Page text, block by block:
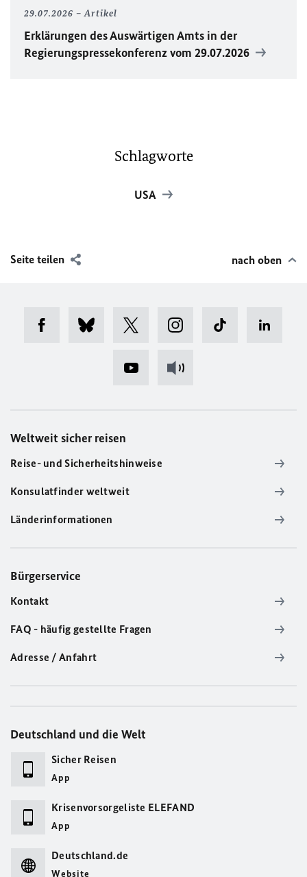
29.07.2026 Artikel
Erklärungen des Auswärtigen Amts in der
Regierungspressekonferenz vom 29.07.2026
Schlagworte
USA
Seite teilen nach oben
Weltweit sicher reisen
Reise- und Sicherheitshinweise
Konsulatfinder weltweit
Länderinformationen
Bürgerservice
Kontakt
FAQ - häufig gestellte Fragen
Adresse / Anfahrt
Deutschland und die Welt
Sicher Reisen
App
Krisenvorsorgeliste ELEFAND
App
Deutschland.de
Website